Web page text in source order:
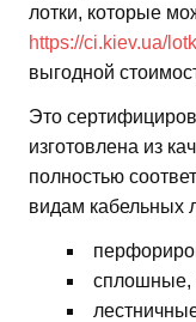
лотки, которые
https://ci.kiev.ua/
выгодной
Это
изготовлена из
полностью
видам кабельных
сплошные,